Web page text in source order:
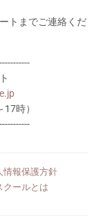
トまでご連絡くだ
時）
情報保護方針
クールとは